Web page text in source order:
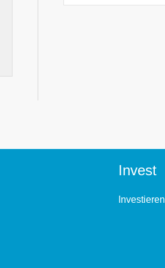
Invest
Investieren